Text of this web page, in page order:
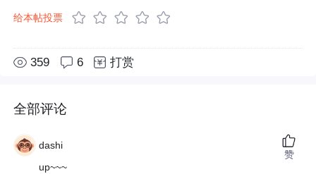
给本帖投票
359 6 打赏
全部评论
dashi
up~~~
赞